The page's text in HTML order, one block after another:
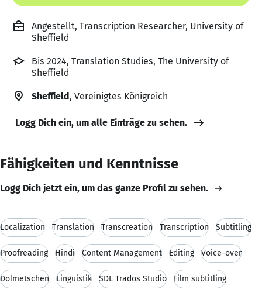
Angestellt, Transcription Researcher, University of
Sheffield
Bis 2024, Translation Studies, The University of
Sheffield
Sheffield, Vereinigtes Königreich
Logg Dich ein, um alle Einträge zu sehen.
Fähigkeiten und Kenntnisse
Logg Dich jetzt ein, um das ganze Profil zu sehen.
Localization Translation Transcreation Transcription Subtitling
Proofreading Hindi Content Management Editing Voice-over
Dolmetschen Linguistik SDL Trados Studio Film subtitling